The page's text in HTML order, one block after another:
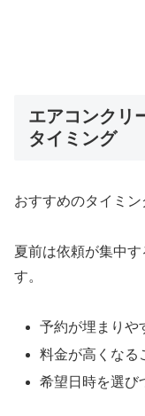
エアコンクリ
タイミング
おすすめのタイミン
夏前は依頼が集中
す。
予約が埋まりや
料金が高くなる
希望日時を選び